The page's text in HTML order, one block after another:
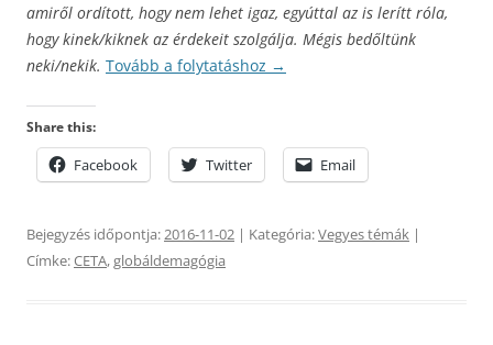
amiről ordított, hogy nem lehet igaz, egyúttal az is lerítt róla,
hogy kinek/kiknek az érdekeit szolgálja. Mégis bedőltünk
neki/nekik. Tovább a folytatáshoz →
Share this:
Facebook Twitter Email
Bejegyzés időpontja:2016-11-02 | Kategória:Vegyes témák |
Címke:CETA,globáldemagógia